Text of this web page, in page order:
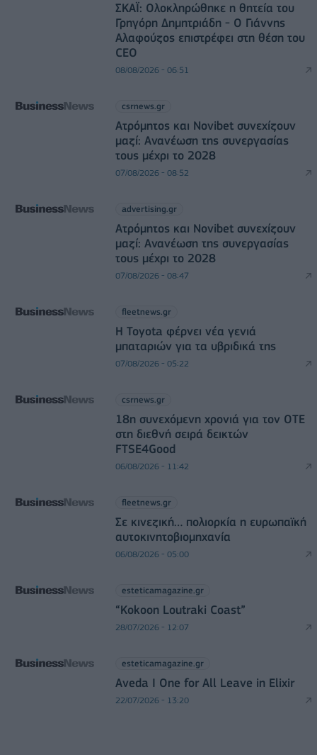
ΣΚΑΪ: Ολοκληρώθηκε η θητεία του
Γρηγόρη Δημητριάδη - Ο Γιάννης
Αλαφούζος επιστρέφει στη θέση του
CEO
08/08/2026 - 06:51
csrnews.gr
Ατρόμητος και Novibet συνεχίζουν
μαζί: Ανανέωση της συνεργασίας
τους μέχρι το 2028
07/08/2026 - 08:52
advertising.gr
Ατρόμητος και Novibet συνεχίζουν
μαζί: Ανανέωση της συνεργασίας
τους μέχρι το 2028
07/08/2026 - 08:47
fleetnews.gr
Η Toyota φέρνει νέα γενιά
μπαταριών για τα υβριδικά της
07/08/2026 - 05:22
csrnews.gr
18η συνεχόμενη χρονιά για τον ΟΤΕ
στη διεθνή σειρά δεικτών
FTSE4Good
06/08/2026 - 11:42
fleetnews.gr
Σε κινεζική… πολιορκία η ευρωπαϊκή
αυτοκινητοβιομηχανία
06/08/2026 - 05:00
esteticamagazine.gr
“Kokoon Loutraki Coast”
28/07/2026 - 12:07
esteticamagazine.gr
Aveda I One for All Leave in Elixir
22/07/2026 - 13:20